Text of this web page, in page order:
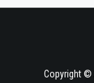
Copyright ©